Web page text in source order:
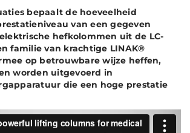
bepaalt de hoeveelheid
van een gegeven
hefkolommen uit de LC-
familie van krachtige LINAK®
op betrouwbare wijze heffen,
worden uitgevoerd in
die een hoge prestatie